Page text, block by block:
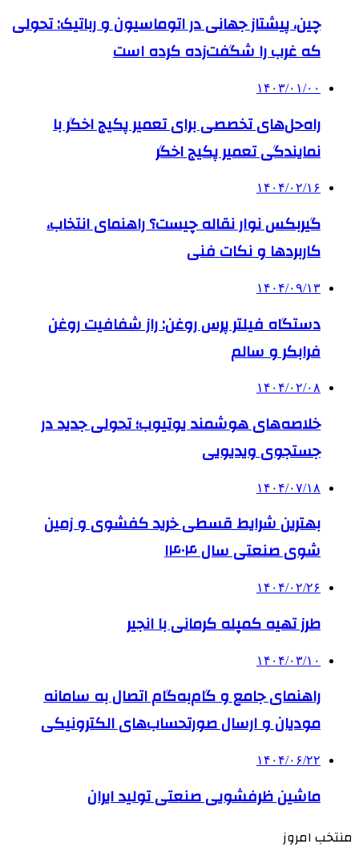
چین، پیشتاز جهانی در اتوماسیون و رباتیک: تحولی
که غرب را شگفت‌زده کرده است
۱۴۰۳/۰۱/۰۰
راه‌حل‌های تخصصی برای تعمیر پکیج اخگر با
نمایندگی تعمیر پکیج اخگر
۱۴۰۴/۰۲/۱۶
گیربکس نوار نقاله چیست؟ راهنمای انتخاب،
کاربردها و نکات فنی
۱۴۰۴/۰۹/۱۳
دستگاه فیلتر پرس روغن: راز شفافیت روغن
فرابکر و سالم
۱۴۰۴/۰۲/۰۸
خلاصه‌های هوشمند یوتیوب؛ تحولی جدید در
جستجوی ویدیویی
۱۴۰۴/۰۷/۱۸
بهترین شرایط قسطی خرید کفشوی و زمین
شوی صنعتی سال ۱۴۰۴
۱۴۰۴/۰۲/۲۶
طرز تهیه کمپله کرمانی با انجیر
۱۴۰۴/۰۳/۱۰
راهنمای جامع و گام‌به‌گام اتصال به سامانه
مودیان و ارسال صورتحساب‌های الکترونیکی
۱۴۰۴/۰۶/۲۲
ماشین ظرفشویی صنعتی تولید ایران
منتخب امروز